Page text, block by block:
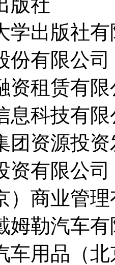
学出版社
份有限公司
资租赁有
息科技有限
团资源投
资有限公司
）商业管
姆勒汽车
车用品（